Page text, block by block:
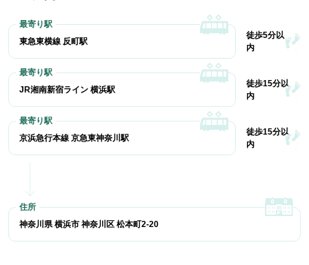
東急東横線 反町駅
徒歩5分以
内
JR湘南新宿ライン 横浜駅
徒歩15分以
内
京浜急行本線 京急東神奈川駅
徒歩15分以
内
神奈川県 横浜市 神奈川区 松本町2-20